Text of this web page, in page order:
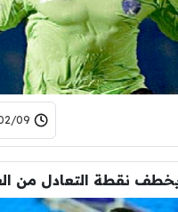
- 04:33
يخطف نقطة التعادل من